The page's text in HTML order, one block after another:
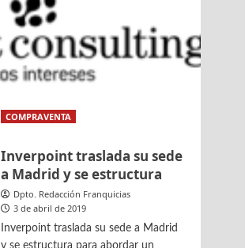
COMPRAVENTA
Inverpoint traslada su sede
a Madrid y se estructura
Dpto. Redacción Franquicias
3 de abril de 2019
Inverpoint traslada su sede a Madrid